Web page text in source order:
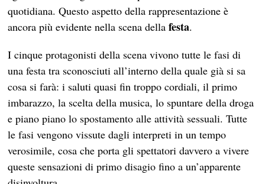
quotidiana. Questo aspetto della rappresentazione è
ancora più evidente nella scena dellafesta.
I cinque protagonisti della scena vivono tutte le fasi di
una festa tra sconosciuti all’interno della quale già si sa
cosa si farà: i saluti quasi fin troppo cordiali, il primo
imbarazzo, la scelta della musica, lo spuntare della droga
e piano piano lo spostamento alle attività sessuali. Tutte
le fasi vengono vissute dagli interpreti in un tempo
verosimile, cosa che porta gli spettatori davvero a vivere
queste sensazioni di primo disagio fino a un’apparente